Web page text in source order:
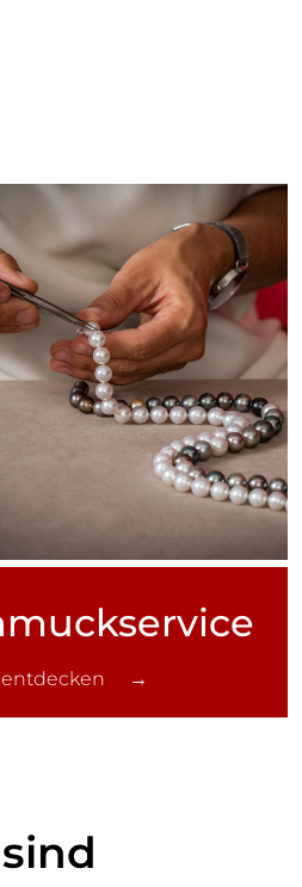
entdecken →